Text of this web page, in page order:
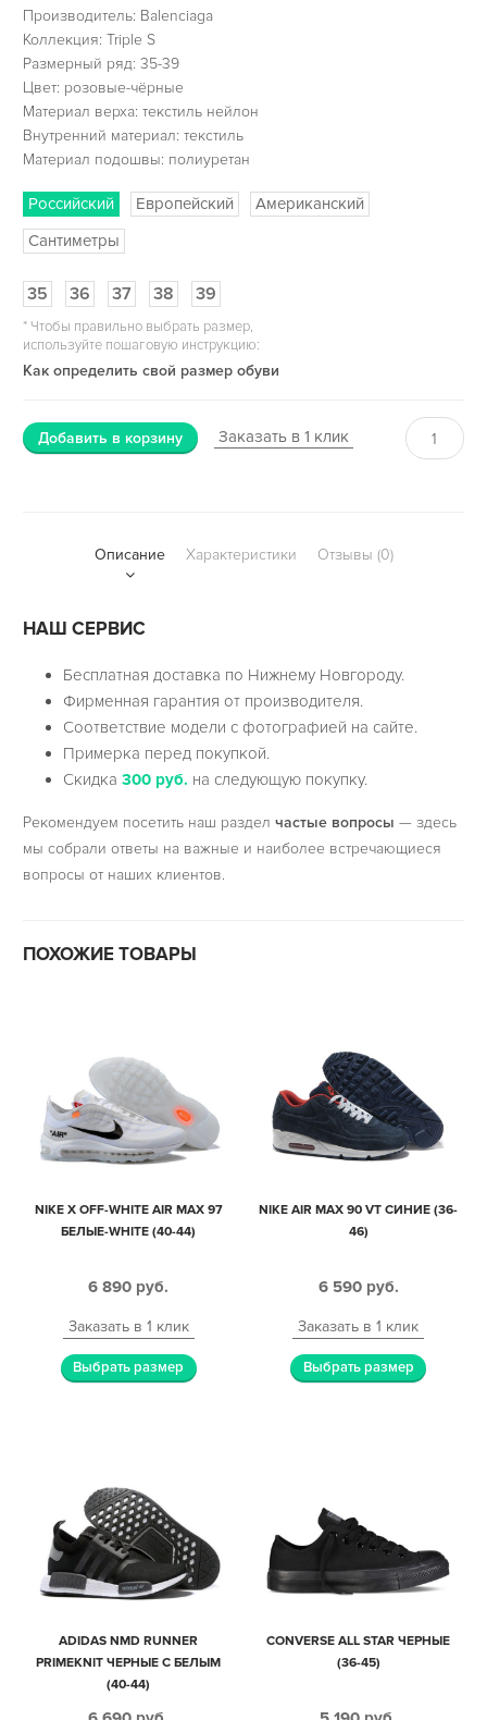
Производитель: Balenciaga
Коллекция: Triple S
Размерный ряд: 35-39
Цвет: розовые-чёрные
Материал верха: текстиль нейлон
Внутренний материал: текстиль
Материал подошвы: полиуретан
Российский Европейский
Американский
Сантиметры
35 36 37 38 39
*Чтобы правильно выбрать размер,
используйте пошаговую инструкцию:
Как определить свой размер обуви
Добавить в корзину Заказать в 1 клик
Описание Характеристики Отзывы (0)
НАШ СЕРВИС
Бесплатная доставка по Нижнему Новгороду.
Фирменная гарантия от производителя.
Соответствие модели с фотографией на сайте.
Примерка перед покупкой.
Скидка300 руб. на следующую покупку.
Рекомендуем посетить наш раздел частые вопросы — здесь
мы собрали ответы на важные и наиболее встречающиеся
вопросы от наших клиентов.
ПОХОЖИЕ ТОВАРЫ
NIKE X OFF-WHITE AIR MAX 97
БЕЛЫЕ-WHITE (40-44)
6 890 руб.
Заказать в 1 клик
Выбрать размер
NIKE AIR MAX 90 VT СИНИЕ (36-
46)
6 590 руб.
Заказать в 1 клик
Выбрать размер
ADIDAS NMD RUNNER
PRIMEKNIT ЧЕРНЫЕ С БЕЛЫМ
(40-44)
CONVERSE ALL STAR ЧЕРНЫЕ
(36-45)